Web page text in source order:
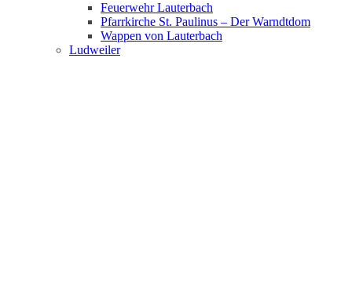
Feuerwehr Lauterbach
Pfarrkirche St. Paulinus – Der Warndtdom
Wappen von Lauterbach
Ludweiler